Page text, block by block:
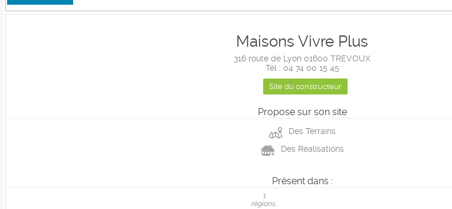
Maisons Vivre Plus
316 route de Lyon 01600 TREVOUX
Tél : 04 74 00 15 45
Site du constructeur
Propose sur son site
Des Terrains
Des Réalisations
Présent dans :
1
règions,